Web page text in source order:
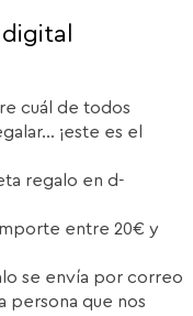
cuál de todos
¡este es el
regalo en d-
entre 20€ y
se envía por correo
persona que nos